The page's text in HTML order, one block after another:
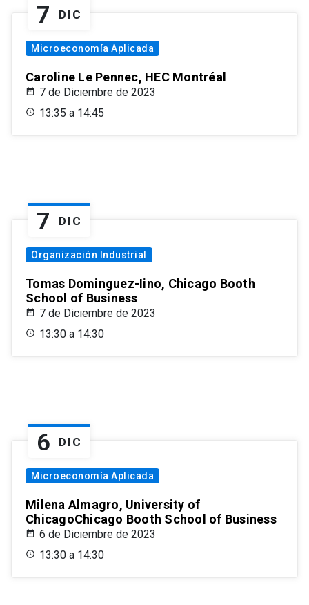
7 DIC
Microeconomía Aplicada
Caroline Le Pennec, HEC Montréal
7 de Diciembre de 2023
13:35 a 14:45
7 DIC
Organización Industrial
Tomas Dominguez-Iino, Chicago Booth
School of Business
7 de Diciembre de 2023
13:30 a 14:30
6 DIC
Microeconomía Aplicada
Milena Almagro, University of
ChicagoChicago Booth School of Business
6 de Diciembre de 2023
13:30 a 14:30